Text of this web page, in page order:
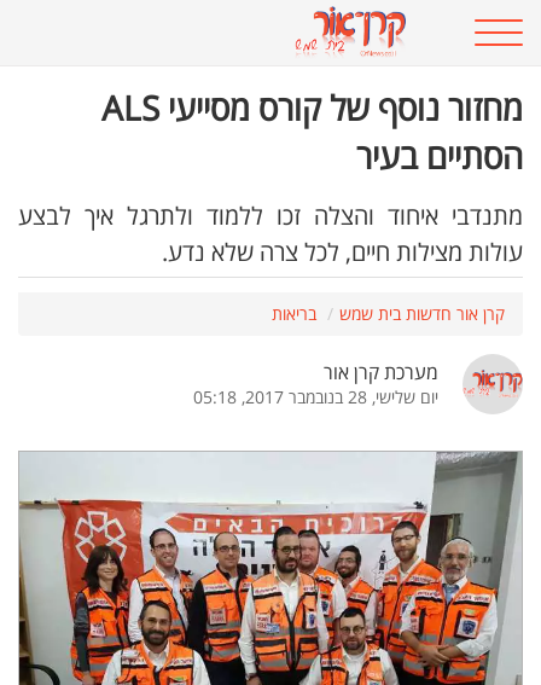
מחזור נוסף של קורס מסייעי ALS
הסתיים בעיר
מתנדבי איחוד והצלה זכו ללמוד ולתרגל איך לבצע
עולות מצילות חיים, לכל צרה שלא נדע.
קרן אור חדשות בית שמש בריאות
מערכת קרן אור
יום שלישי, 28 בנובמבר 2017, 05:18